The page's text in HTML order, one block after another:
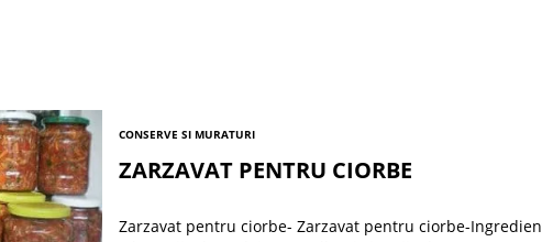
CONSERVE SI MURATURI
ZARZAVAT PENTRU CIORBE
Zarzavat pentru ciorbe- Zarzavat pentru ciorbe-